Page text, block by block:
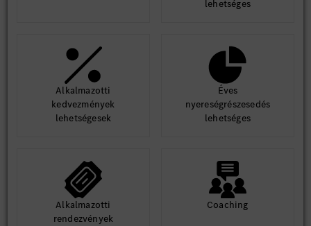
lehetséges
Alkalmazotti
kedvezmények
lehetségesek
Éves
nyereségrészesedés
lehetséges
Alkalmazotti
rendezvények
Coaching